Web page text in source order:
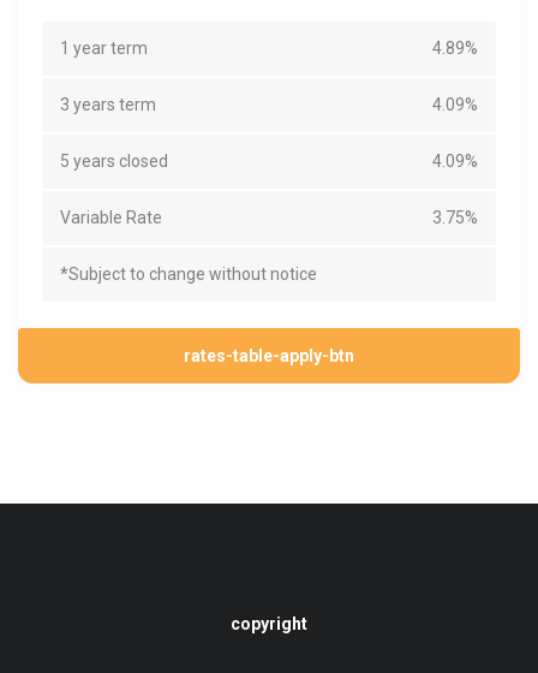
1 year term 4.89%
3 years term 4.09%
5 years closed 4.09%
Variable Rate 3.75%
*Subject to change without notice
rates-table-apply-btn
copyright